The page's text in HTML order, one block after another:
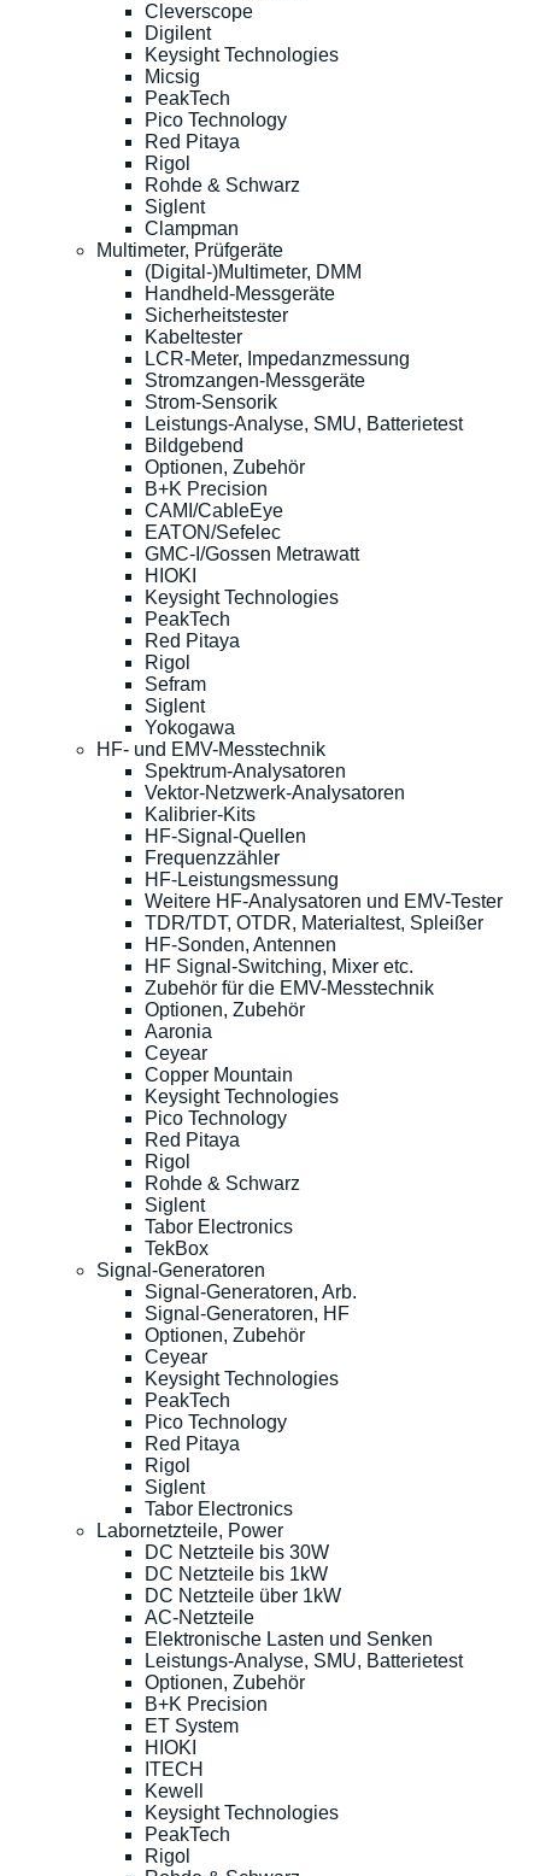
Cleverscope
Digilent
Keysight Technologies
Micsig
PeakTech
Pico Technology
Red Pitaya
Rigol
Rohde & Schwarz
Siglent
Clampman
Multimeter, Prüfgeräte
(Digital-)Multimeter, DMM
Handheld-Messgeräte
Sicherheitstester
Kabeltester
LCR-Meter, Impedanzmessung
Stromzangen-Messgeräte
Strom-Sensorik
Leistungs-Analyse, SMU, Batterietest
Bildgebend
Optionen, Zubehör
B+K Precision
CAMI/CableEye
EATON/Sefelec
GMC-I/Gossen Metrawatt
HIOKI
Keysight Technologies
PeakTech
Red Pitaya
Rigol
Sefram
Siglent
Yokogawa
HF- und EMV-Messtechnik
Spektrum-Analysatoren
Vektor-Netzwerk-Analysatoren
Kalibrier-Kits
HF-Signal-Quellen
Frequenzzähler
HF-Leistungsmessung
Weitere HF-Analysatoren und EMV-Tester
TDR/TDT, OTDR, Materialtest, Spleißer
HF-Sonden, Antennen
HF Signal-Switching, Mixer etc.
Zubehör für die EMV-Messtechnik
Optionen, Zubehör
Aaronia
Ceyear
Copper Mountain
Keysight Technologies
Pico Technology
Red Pitaya
Rigol
Rohde & Schwarz
Siglent
Tabor Electronics
TekBox
Signal-Generatoren
Signal-Generatoren, Arb.
Signal-Generatoren, HF
Optionen, Zubehör
Ceyear
Keysight Technologies
PeakTech
Pico Technology
Red Pitaya
Rigol
Siglent
Tabor Electronics
Labornetzteile, Power
DC Netzteile bis 30W
DC Netzteile bis 1kW
DC Netzteile über 1kW
AC-Netzteile
Elektronische Lasten und Senken
Leistungs-Analyse, SMU, Batterietest
Optionen, Zubehör
B+K Precision
ET System
HIOKI
ITECH
Kewell
Keysight Technologies
PeakTech
Rigol